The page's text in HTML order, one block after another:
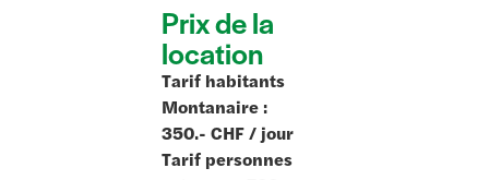
Prix de la
location
Tarif habitants
Montanaire :
350.- CHF / jour
Tarif personnes